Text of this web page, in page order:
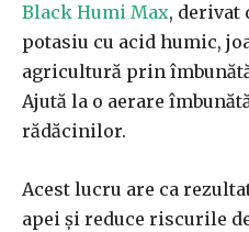
Black Humi Max, derivat
potasiu cu acid humic,
agricultură prin
Ajută la o aerare
rădăcinilor.
Acest lucru are ca
apei și reduce riscurile